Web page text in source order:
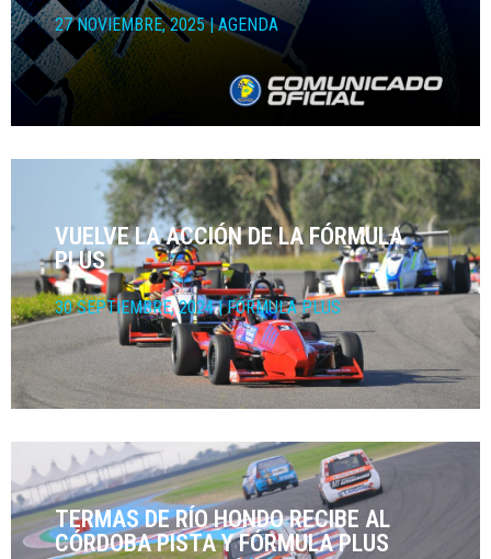
27 NOVIEMBRE, 2025 | AGENDA
VUELVE LA ACCIÓN DE LA FÓRMULA
PLUS
30 SEPTIEMBRE, 2024 | FÓRMULA PLUS
TERMAS DE RÍO HONDO RECIBE AL
CÓRDOBA PISTA Y FÓRMULA PLUS